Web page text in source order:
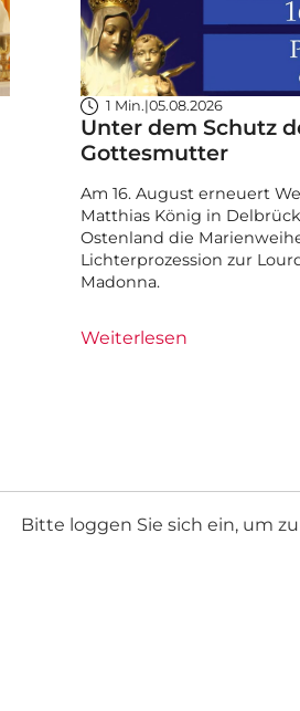
1 Min.|05.08.2026
Unter dem Schutz
Gottesmutter
Am 16. August erneuert
Matthias König in
Ostenland die Marienweihe
Lichterprozession zur
Madonna.
Weiterlesen
Bitte loggen Sie sich ein, um